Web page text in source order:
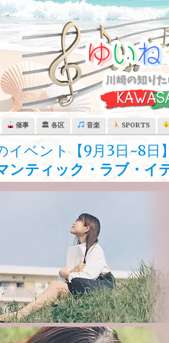
催事 🏛 各区 音楽 SPORTS
イベント【9月3日~8日】
ンティック・ラブ・イ